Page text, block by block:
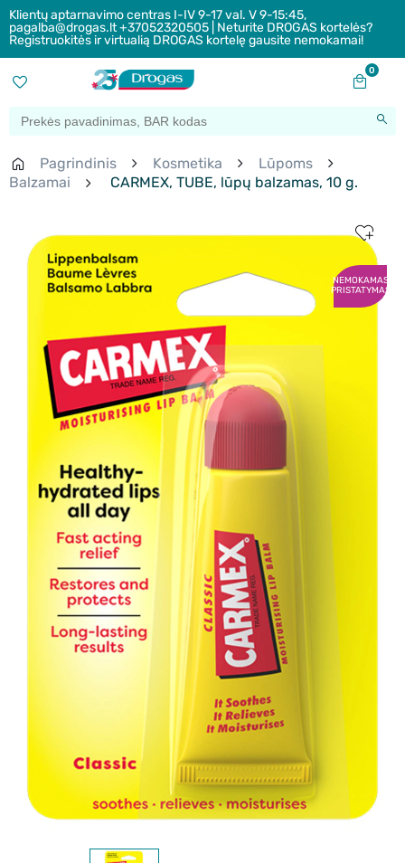
Klientų aptarnavimo centras I-IV 9-17 val. V 9-15:45,
pagalba@drogas.lt +37052320505 | Neturite DROGAS kortelės?
Registruokitės ir virtualią DROGAS kortelę gausite nemokamai!
0
Pagrindinis Kosmetika
Lūpoms
Balzamai
CARMEX, TUBE, lūpų balzamas, 10 g.
NEMOKAMAS
PRISTATYMAS